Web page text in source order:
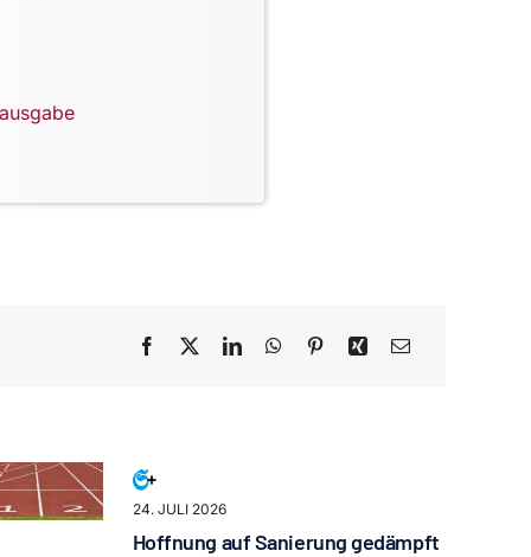
24. JULI 2026
Hoffnung auf Sanierung gedämpft